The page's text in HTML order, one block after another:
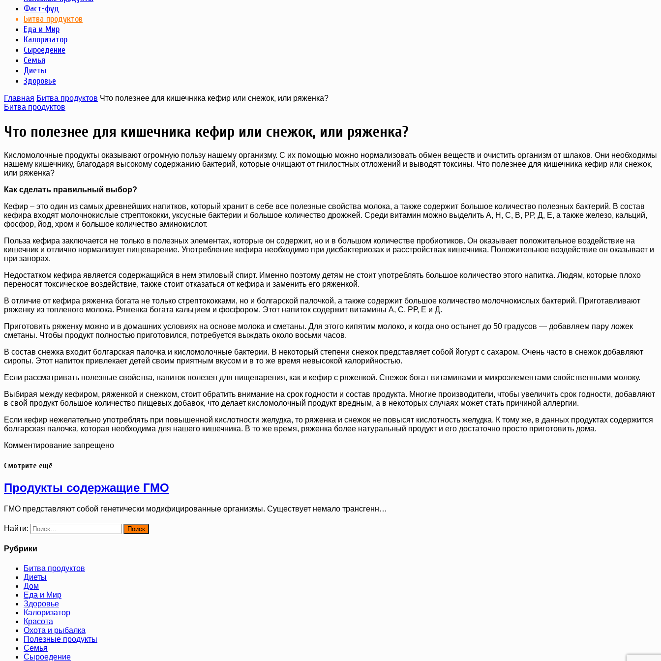
Фаст-фуд
Битва продуктов
Еда и Мир
Калоризатор
Сыроедение
Семья
Диеты
Здоровье
Главная Битва продуктов Что полезнее для кишечника кефир или снежок, или ряженка?
Битва продуктов
Что полезнее для кишечника кефир или снежок, или ряженка?
Кисломолочные продукты оказывают огромную пользу нашему организму. С их помощью можно нормализовать обмен веществ и очистить организм от шлаков. Они необходимы
нашему кишечнику, благодаря высокому содержанию бактерий, которые очищают от гнилостных отложений и выводят токсины. Что полезнее для кишечника кефир или снежок,
или ряженка?
Как сделать правильный выбор?
Кефир – это один из самых древнейших напитков, который хранит в себе все полезные свойства молока, а также содержит большое количество полезных бактерий. В состав
кефира входят молочнокислые стрептококки, уксусные бактерии и большое количество дрожжей. Среди витамин можно выделить А, Н, С, В, РР, Д, Е, а также железо, кальций,
фосфор, йод, хром и большое количество аминокислот.
Польза кефира заключается не только в полезных элементах, которые он содержит, но и в большом количестве пробиотиков. Он оказывает положительное воздействие на
кишечник и отлично нормализует пищеварение. Употребление кефира необходимо при дисбактериозах и расстройствах кишечника. Положительное воздействие он оказывает и
при запорах.
Недостатком кефира является содержащийся в нем этиловый спирт. Именно поэтому детям не стоит употреблять большое количество этого напитка. Людям, которые плохо
переносят токсическое воздействие, также стоит отказаться от кефира и заменить его ряженкой.
В отличие от кефира ряженка богата не только стрептококками, но и болгарской палочкой, а также содержит большое количество молочнокислых бактерий. Приготавливают
ряженку из топленого молока. Ряженка богата кальцием и фосфором. Этот напиток содержит витамины А, С, РР, Е и Д.
Приготовить ряженку можно и в домашних условиях на основе молока и сметаны. Для этого кипятим молоко, и когда оно остынет до 50 градусов — добавляем пару ложек
сметаны. Чтобы продукт полностью приготовился, потребуется выждать около восьми часов.
В состав снежка входит болгарская палочка и кисломолочные бактерии. В некоторый степени снежок представляет собой йогурт с сахаром. Очень часто в снежок добавляют
сиропы. Этот напиток привлекает детей своим приятным вкусом и в то же время невысокой калорийностью.
Если рассматривать полезные свойства, напиток полезен для пищеварения, как и кефир с ряженкой. Снежок богат витаминами и микроэлементами свойственными молоку.
Выбирая между кефиром, ряженкой и снежком, стоит обратить внимание на срок годности и состав продукта. Многие производители, чтобы увеличить срок годности, добавляют
в свой продукт большое количество пищевых добавок, что делает кисломолочный продукт вредным, а в некоторых случаях может стать причиной аллергии.
Если кефир нежелательно употреблять при повышенной кислотности желудка, то ряженка и снежок не повысят кислотность желудка. К тому же, в данных продуктах содержится
болгарская палочка, которая необходима для нашего кишечника. В то же время, ряженка более натуральный продукт и его достаточно просто приготовить дома.
Комментирование запрещено
Смотрите ещё
Продукты содержащие ГМО
ГМО представляют собой генетически модифицированные организмы. Существует немало трансгенн…
Найти:
Рубрики
Битва продуктов
Диеты
Дом
Еда и Мир
Здоровье
Калоризатор
Красота
Охота и рыбалка
Полезные продукты
Семья
Сыроедение